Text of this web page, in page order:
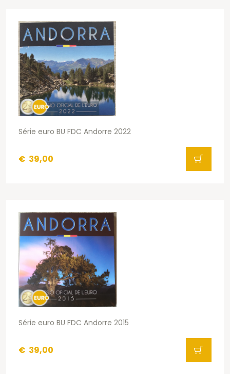
Série euro BU FDC Andorre 2022
€ 39,00
Série euro BU FDC Andorre 2015
€ 39,00